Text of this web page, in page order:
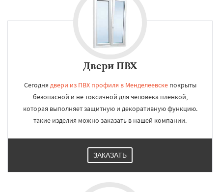
Двери ПВХ
Сегодня двери из ПВХ профиля в Менделеевскепокрыты
безопасной и не токсичной для человека пленкой,
которая выполняет защитную и декоративную функцию.
такие изделия можно заказать в нашей компании.
ЗАКАЗАТЬ